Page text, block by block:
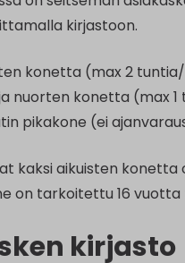
kirjastoon.
konetta (max 2
nuorten konetta (max
pikakone (ei
kaksi aikuisten
on tarkoitettu 16
kirjasto